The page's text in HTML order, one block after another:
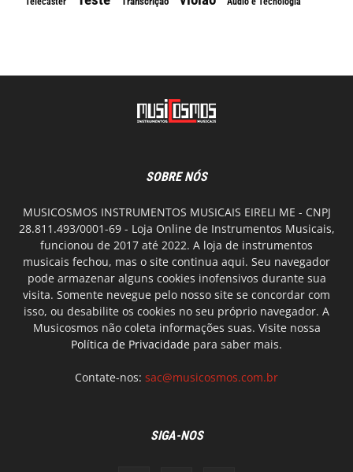
SOBRE NÓS
MUSICOSMOS INSTRUMENTOS MUSICAIS EIRELI ME - CNPJ
28.811.493/0001-69 - Loja Online de Instrumentos Musicais,
funcionou de 2017 até 2022. A loja de instrumentos
musicais fechou, mas o site continua aqui. Seu navegador
pode armazenar alguns cookies inofensivos durante sua
visita. Somente nevegue pelo nosso site se concordar com
isso, ou desabilite os cookies no seu próprio navegador. A
Musicosmos não coleta informações suas. Visite nossa
Política de Privacidade para saber mais.
Contate-nos: sac@musicosmos.com.br
SIGA-NOS